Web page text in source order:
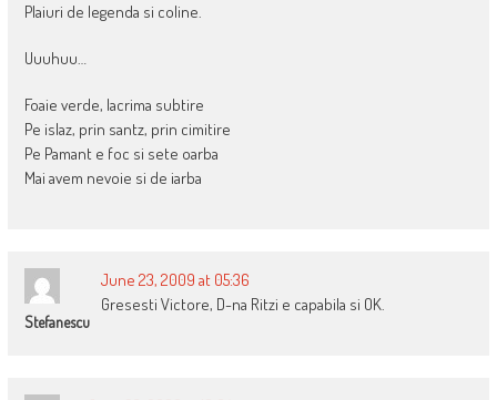
Plaiuri de legenda si coline.
Uuuhuu…
Foaie verde, lacrima subtire
Pe islaz, prin santz, prin cimitire
Pe Pamant e foc si sete oarba
Mai avem nevoie si de iarba
Stefanescu
June 23, 2009 at 05:36
Gresesti Victore, D-na Ritzi e capabila si OK.